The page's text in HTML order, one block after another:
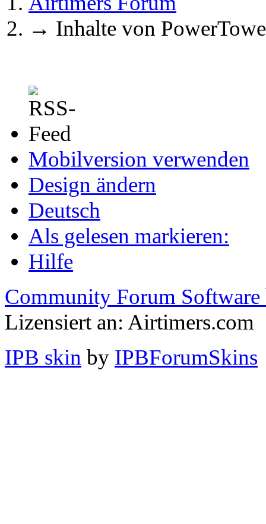
→ Inhalte von
Mobilversion verwenden
Design ändern
Deutsch
Als gelesen markieren:
Hilfe
Community Forum Software
Lizensiert an: Airtimers.com
IPB skin by IPBForumSkins